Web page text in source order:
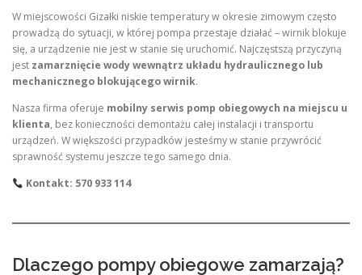
W miejscowości Gizałki niskie temperatury w okresie zimowym często
prowadzą do sytuacji, w której pompa przestaje działać – wirnik blokuje
się, a urządzenie nie jest w stanie się uruchomić. Najczęstszą przyczyną
jest zamarznięcie wody wewnątrz układu hydraulicznego lub
mechanicznego blokującego wirnik.
Nasza firma oferuje mobilny serwis pomp obiegowych na miejscu u
klienta, bez konieczności demontażu całej instalacji i transportu
urządzeń. W większości przypadków jesteśmy w stanie przywrócić
sprawność systemu jeszcze tego samego dnia.
Kontakt: 570 933 114
Dlaczego pompy obiegowe zamarzają?